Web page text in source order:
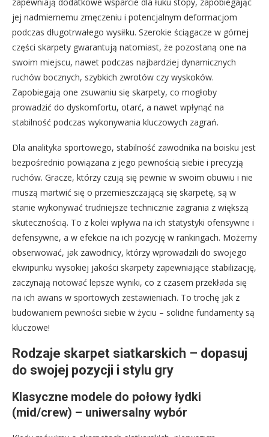
jej nadmiernemu zmęczeniu i potencjalnym deformacjom
podczas długotrwałego wysiłku. Szerokie ściągacze w górnej
części skarpety gwarantują natomiast, że pozostaną one na
swoim miejscu, nawet podczas najbardziej dynamicznych
ruchów bocznych, szybkich zwrotów czy wyskoków.
Zapobiegają one zsuwaniu się skarpety, co mogłoby
prowadzić do dyskomfortu, otarć, a nawet wpłynąć na
stabilność podczas wykonywania kluczowych zagrań.
Dla analityka sportowego, stabilność zawodnika na boisku jest
bezpośrednio powiązana z jego pewnością siebie i precyzją
ruchów. Gracze, którzy czują się pewnie w swoim obuwiu i nie
muszą martwić się o przemieszczającą się skarpetę, są w
stanie wykonywać trudniejsze technicznie zagrania z większą
skutecznością. To z kolei wpływa na ich statystyki ofensywne i
defensywne, a w efekcie na ich pozycję w rankingach. Możemy
obserwować, jak zawodnicy, którzy wprowadzili do swojego
ekwipunku wysokiej jakości skarpety zapewniające stabilizację,
zaczynają notować lepsze wyniki, co z czasem przekłada się
na ich awans w sportowych zestawieniach. To trochę jak z
budowaniem pewności siebie w życiu – solidne fundamenty są
kluczowe!
Rodzaje skarpet siatkarskich – dopasuj
do swojej pozycji i stylu gry
Klasyczne modele do połowy łydki
(mid/crew) – uniwersalny wybór